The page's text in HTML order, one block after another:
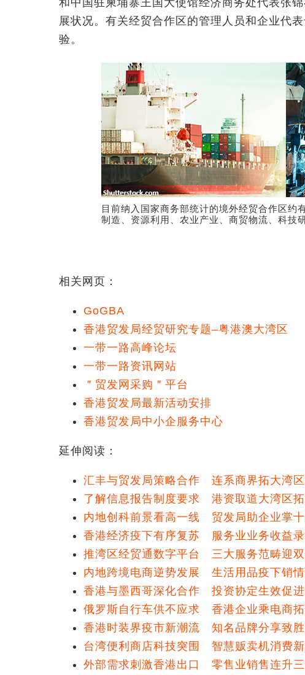
和中国驻柬埔寨王国大使馆经济商务处代表张
展状况。有关经贸合作区的管理人员和企业代
验。
目前纳入国家商务部统计的境外经贸合作区约
制造、资源利用、农业产业、商贸物流、科技
相关网页：
GoGBA
香港贸发局经贸研究专题–粤港澳大湾区
一带一路高峰论坛
一带一路资讯网站
＂贸发网采购＂平台
香港贸发局最新活动安排
香港贸发局中小企服务中心
延伸阅读：
汇丰与贸发局策略合作 连系商界拓大湾区
了解信息报告制度要求 港资取道大湾区
内地创科前景看高一线 贸发局助企业掌
香港经济疫下有序复苏 服务业业务收益
推湾区经贸通数字平台 三大服务范畴迎
内地跨境电商逆势发展 生活用品疫下销
香港与墨西哥深化合作 投资协定生效促
俄罗斯自行车供不应求 香港企业乘电商
香港时装界疫市新潮流 知名品牌分享致
台湾便利商店科技突围 智慧贩卖机消费
外部需求刺激香港出口 零售业销售连升三